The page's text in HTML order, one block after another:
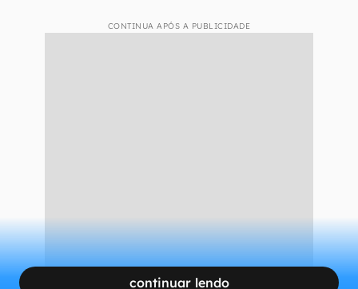
CONTINUA APÓS A PUBLICIDADE
continuar lendo